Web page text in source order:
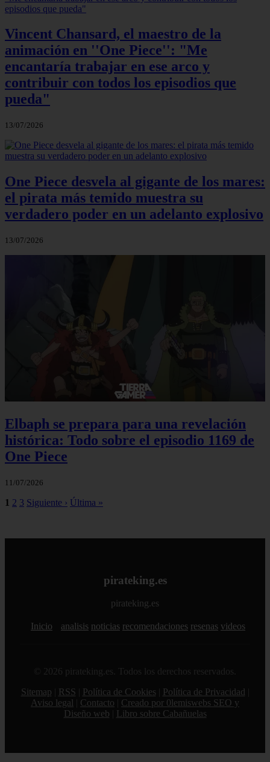
Vincent Chansard, el maestro de la
animación en ''One Piece'': "Me
encantaría trabajar en ese arco y
contribuir con todos los episodios que
pueda"
13/07/2026
One Piece desvela al gigante de los mares:
el pirata más temido muestra su
verdadero poder en un adelanto explosivo
13/07/2026
Elbaph se prepara para una revelación
histórica: Todo sobre el episodio 1169 de
One Piece
11/07/2026
1 2 3 Siguiente › Última »
pirateking.es
pirateking.es
Inicio analisis noticias recomendaciones resenas videos
© 2026 pirateking.es. Todos los derechos reservados.
Sitemap
RSS Política de Cookies Política de Privacidad
Aviso legal
Contacto
Creado por 0lemiswebs SEO y
Diseño web
Libro sobre Cabañuelas